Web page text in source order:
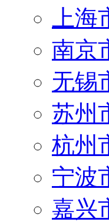
上海
南京
无锡
苏州
杭州
宁波
嘉兴